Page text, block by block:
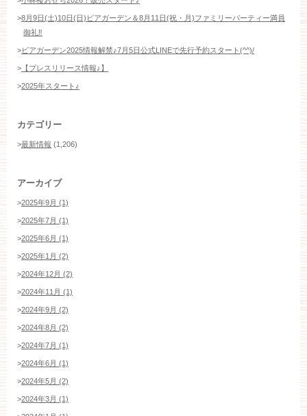
>8月9日(土)10日(日)ビアガーデン＆8月11日(祝・月)ファミリーパーティー満員
御礼‼️
>ビアガーデン2025情報解禁♪7月5日公式LINEで先行予約スタート(^^)/
> 【プレスリリース情報♪】
>2025年スタート♪
カテゴリー
>最新情報 (1,206)
アーカイブ
>2025年9月 (1)
>2025年7月 (1)
>2025年6月 (1)
>2025年1月 (2)
>2024年12月 (2)
>2024年11月 (1)
>2024年9月 (2)
>2024年8月 (2)
>2024年7月 (1)
>2024年6月 (1)
>2024年5月 (2)
>2024年3月 (1)